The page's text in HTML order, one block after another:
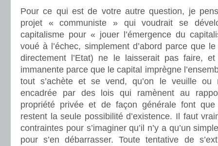
Pour ce qui est de votre autre question, je
projet « communiste » qui voudrait se
capitalisme pour « jouer l’émergence du
voué à l’échec, simplement d’abord parce que
directement l’Etat) ne le laisserait pas faire,
immanente parce que le capital imprègne
tout s’achète et se vend, qu’on le veuille ou
encadrée par des lois qui ramènent au
propriété privée et de façon générale font
restent la seule possibilité d’existence. Il faut
contraintes pour s’imaginer qu’il n’y a qu’un
pour s’en débarrasser. Toute tentative de